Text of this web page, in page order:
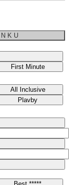
L E N K U
First Minute
All Inclusive
Plavby